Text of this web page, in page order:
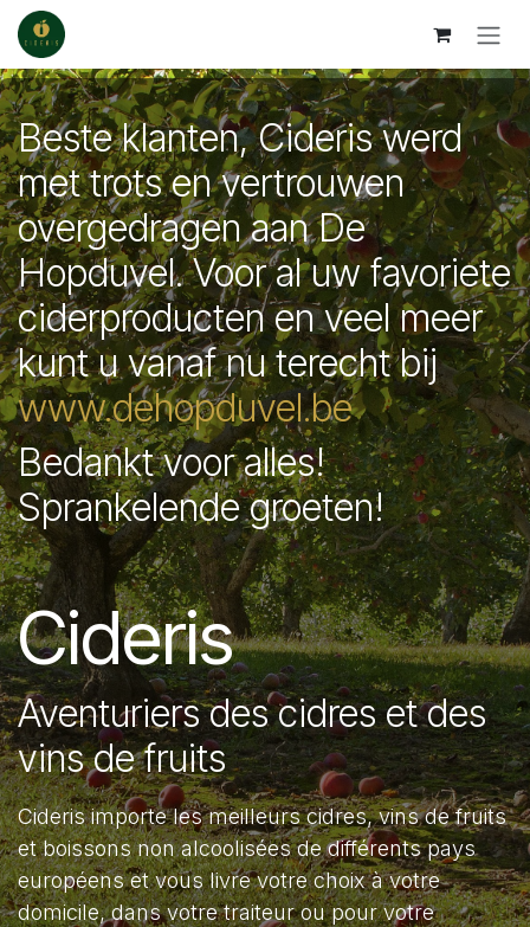
Se rendre au contenu
Beste klanten, Cideris werd
met trots en vertrouwen
overgedragen aan De
Hopduvel. Voor al uw favoriete
ciderproducten en veel meer
kunt u vanaf nu terecht bij
www.dehopduvel.be
Bedankt voor alles!
Sprankelende groeten!
Cideris
Aventuriers des cidres et des
vins de fruits
Cideris importe les meilleurs cidres, vins de fruits
et boissons non alcoolisées de différents pays
européens et vous livre votre choix à votre
domicile, dans votre traiteur ou pour votre